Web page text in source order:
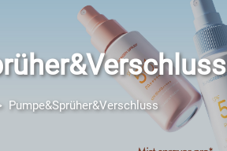
Pumpe&Sprüher&Verschluss